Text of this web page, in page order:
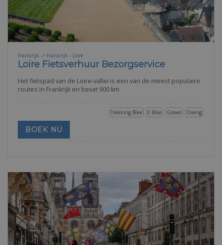
Frankrijk -> Frankrijk - Loire
Loire Fietsverhuur Bezorgservice
Het fietspad van de Loire-vallei is een van de meest populaire
routes in Frankrijk en bevat 900 km
Overig
Gravel
E Bike
Trekking Bike
BOEK NU